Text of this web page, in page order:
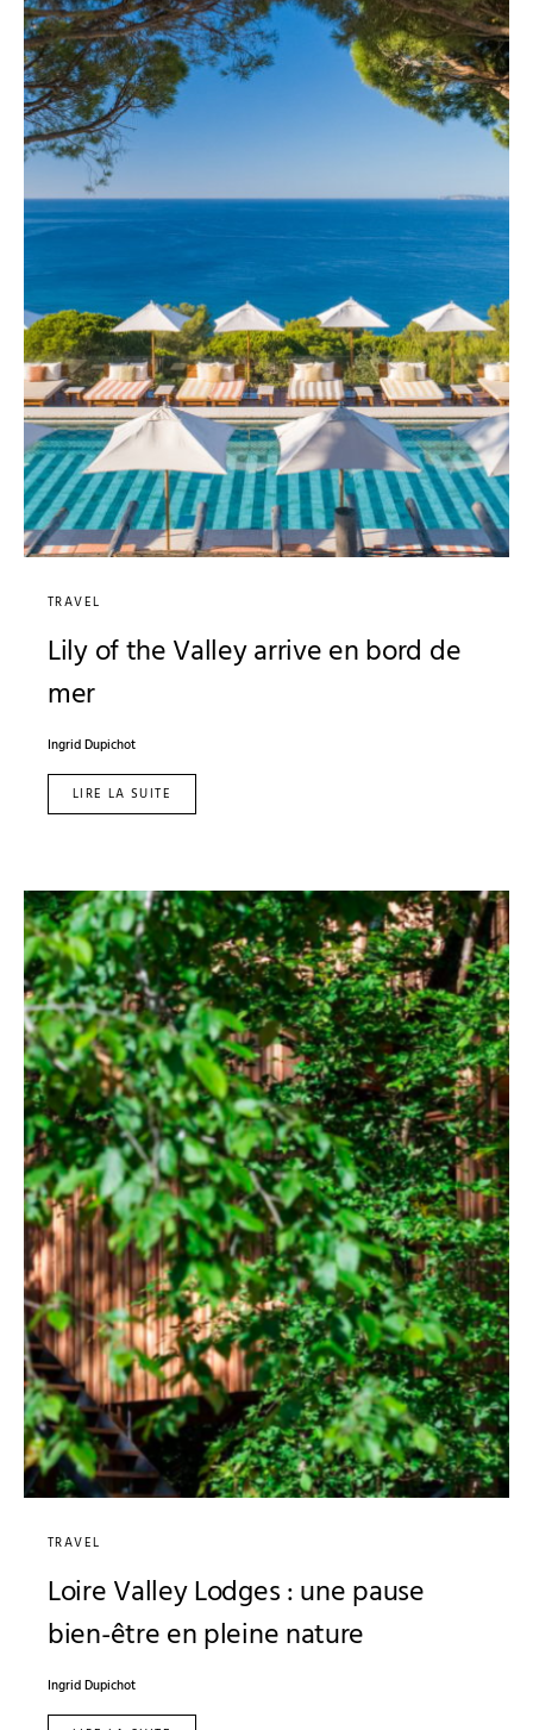
TRAVEL
Lily of the Valley arrive en bord de
mer
Ingrid Dupichot
LIRE LA SUITE
TRAVEL
Loire Valley Lodges : une pause
bien-être en pleine nature
Ingrid Dupichot